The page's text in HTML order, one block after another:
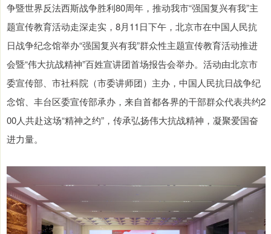
争暨世界反法西斯战争胜利80周年，推动我市“强国复兴有我”主
题宣传教育活动走深走实，8月11日下午，北京市在中国人民抗
日战争纪念馆举办“强国复兴有我”群众性主题宣传教育活动推进
会暨“伟大抗战精神”百姓宣讲团首场报告会举办。活动由北京市
委宣传部、市社科院（市委讲师团）主办，中国人民抗日战争纪
念馆、丰台区委宣传部承办，来自首都各界的干部群众代表共约2
00人共赴这场“精神之约”，传承弘扬伟大抗战精神，凝聚爱国奋
进力量。